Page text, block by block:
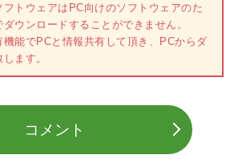
トウェアはPC向けのソフトウェアのた
ウンロードすることができません。
能でPCと情報共有して頂き、PCからダ
ます。
コメント